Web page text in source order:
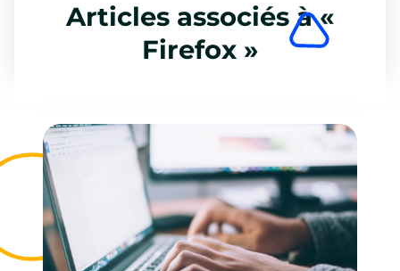
Articles associés à «
Firefox »